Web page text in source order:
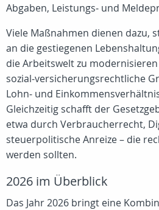
Abgaben, Leistungs‑ und
Viele Maßnahmen dienen dazu,
an die gestiegenen
die Arbeitswelt zu
sozial‑versicherungsrechtliche
Lohn‑ und
Gleichzeitig schafft der
etwa durch Verbraucherrecht,
steuerpolitische Anreize – die
werden sollten.
2026 im Überblick
Das Jahr 2026 bringt eine